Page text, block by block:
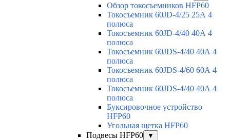
Обзор токосъемников HFP60
Токосъемник 60JD-4/25 25А 4
полюса
Токосъемник 60JD-4/40 40А 4
полюса
Токосъемник 60JDS-4/40 40А 4
полюса
Токосъемник 60JDS-4/60 60А 4
полюса
Токосъемник 60JDS-4/40 40А 4
полюса
Буксировочное устройство
HFP60
Угольная щетка HFP60
Подвесы HFP60
▼